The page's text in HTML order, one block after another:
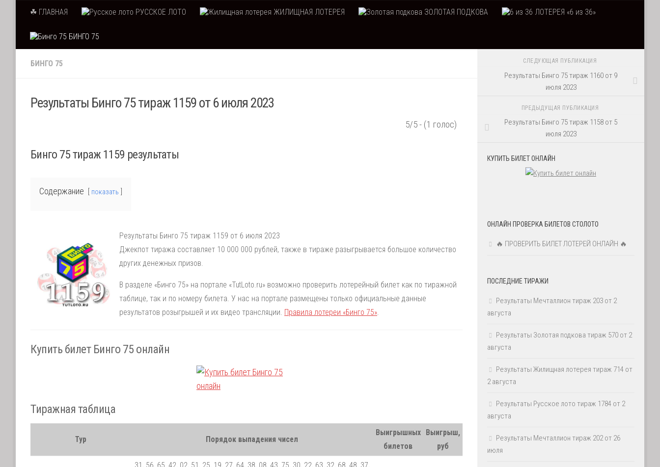
Skip to content
☘ ГЛАВНАЯ РУССКОЕ ЛОТО ЖИЛИЩНАЯ ЛОТЕРЕЯ ЗОЛОТАЯ ПОДКОВА ЛОТЕРЕЯ «6 из 36»
БИНГО 75
БИНГО 75
Результаты Бинго 75 тираж 1159 от 6 июля 2023
5/5 - (1 голос)
Бинго 75 тираж 1159 результаты
Содержание показать
Результаты Бинго 75 тираж 1159 от 6 июля 2023
Джекпот тиража составляет 10 000 000 рублей, также в тираже разыгрывается большое количество
других денежных призов.
В разделе «Бинго 75» на портале «TutLoto.ru» возможно проверить лотерейный билет как по тиражной
таблице, так и по номеру билета. У нас на портале размещены только официальные данные
результатов розыгрышей и их видео трансляции. Правила лотереи «Бинго 75»
Купить билет Бинго 75 онлайн
Тиражная таблица
Тур Порядок выпадения чисел
Выигрышных
билетов
Выигрыш,
руб
31, 56, 65, 42, 02, 51, 25, 19, 27, 64, 38, 08, 43, 75, 30, 22, 63, 32, 68, 48, 37,
СЛЕДУЮЩАЯ ПУБЛИКАЦИЯ
Результаты Бинго 75 тираж 1160 от 9
июля 2023
ПРЕДЫДУЩАЯ ПУБЛИКАЦИЯ
Результаты Бинго 75 тираж 1158 от 5
июля 2023
КУПИТЬ БИЛЕТ ОНЛАЙН
ОНЛАЙН ПРОВЕРКА БИЛЕТОВ СТОЛОТО
🔥 ПРОВЕРИТЬ БИЛЕТ ЛОТЕРЕЙ ОНЛАЙН 🔥
ПОСЛЕДНИЕ ТИРАЖИ
Результаты Мечталлион тираж 203 от 2
августа
Результаты Золотая подкова тираж 570 от 2
августа
Результаты Жилищная лотерея тираж 714 от
2 августа
Результаты Русское лото тираж 1784 от 2
августа
Результаты Мечталлион тираж 202 от 26
июля